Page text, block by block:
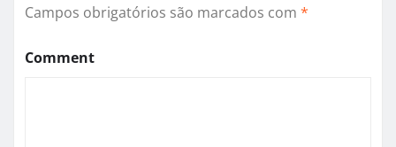
Campos obrigatórios são marcados com *
Comment